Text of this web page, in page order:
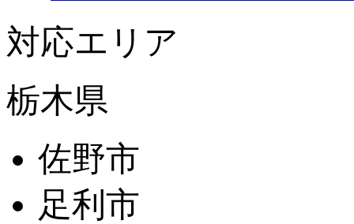
対応エリア
栃木県
佐野市
足利市